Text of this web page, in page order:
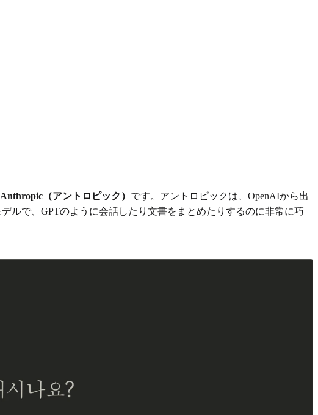
Anthropic（アントロピック） です。アントロピックは、OpenAIから出
ルで、GPTのように会話したり文書をまとめたりするのに非常に巧